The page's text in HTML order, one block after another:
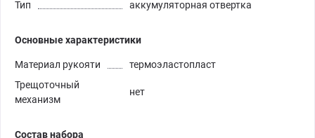
Тип
аккумуляторная отвертка
Основные характеристики
Материал рукояти
термоэластопласт
Трещоточный
механизм
нет
Состав набора